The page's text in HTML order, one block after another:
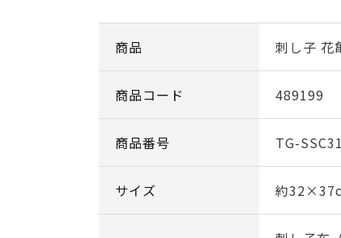
商品 刺し子 花
商品コード 489199
商品番号 TG-
サイズ 約